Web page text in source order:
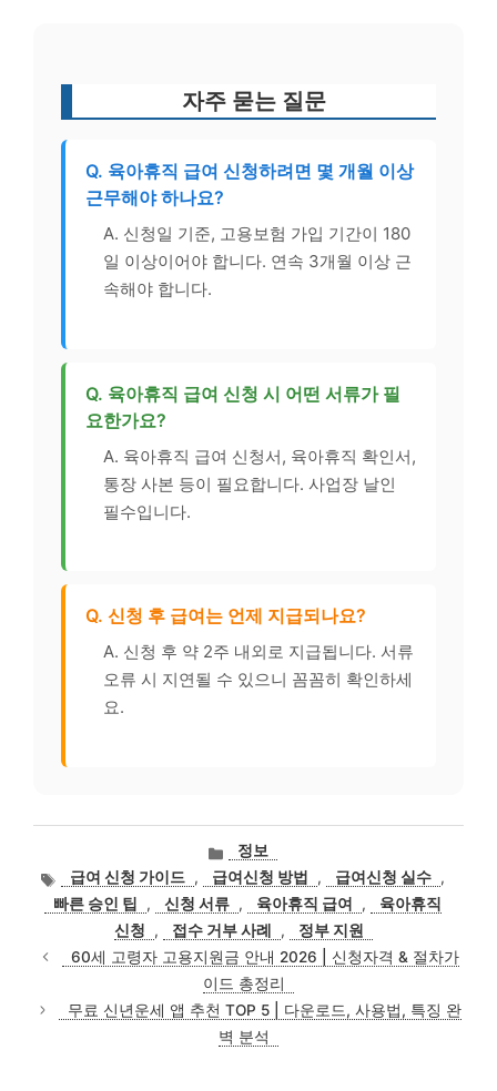
자주 묻는 질문
Q. 육아휴직 급여 신청하려면 몇 개월 이상
근무해야 하나요?
A. 신청일 기준, 고용보험 가입 기간이 180
일 이상이어야 합니다. 연속 3개월 이상 근
속해야 합니다.
Q. 육아휴직 급여 신청 시 어떤 서류가 필
요한가요?
A. 육아휴직 급여 신청서, 육아휴직 확인서,
통장 사본 등이 필요합니다. 사업장 날인
필수입니다.
Q. 신청 후 급여는 언제 지급되나요?
A. 신청 후 약 2주 내외로 지급됩니다. 서류
오류 시 지연될 수 있으니 꼼꼼히 확인하세
요.
카
테
고
리
정보
태
그
급여 신청 가이드 , 급여신청 방법 , 급여신청 실수 ,
빠른 승인 팁
, 신청 서류 , 육아휴직 급여 ,
육아휴직
신청
, 접수 거부 사례 ,
정부 지원
60세 고령자 고용지원금 안내 2026 | 신청자격 & 절차가
이드 총정리
무료 신년운세 앱 추천 TOP 5 | 다운로드, 사용법, 특징 완
벽 분석